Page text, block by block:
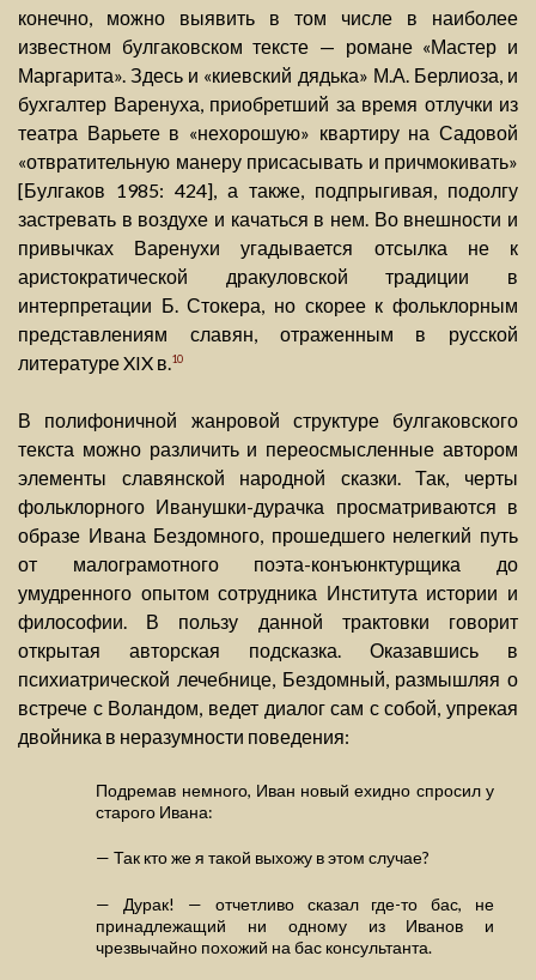
конечно, можно выявить в том числе в наиболее
известном булгаковском тексте — романе «Мастер и
Маргарита». Здесь и «киевский дядька» М.А. Берлиоза, и
бухгалтер Варенуха, приобретший за время отлучки из
театра Варьете в «нехорошую» квартиру на Садовой
«отвратительную манеру присасывать и причмокивать»
[Булгаков 1985: 424], а также, подпрыгивая, подолгу
застревать в воздухе и качаться в нем. Во внешности и
привычках Варенухи угадывается отсылка не к
аристократической дракуловской традиции в
интерпретации Б. Стокера, но скорее к фольклорным
представлениям славян, отраженным в русской
литературе XIX в.10
В полифоничной жанровой структуре булгаковского
текста можно различить и переосмысленные автором
элементы славянской народной сказки. Так, черты
фольклорного Иванушки-дурачка просматриваются в
образе Ивана Бездомного, прошедшего нелегкий путь
от малограмотного поэта-конъюнктурщика до
умудренного опытом сотрудника Института истории и
философии. В пользу данной трактовки говорит
открытая авторская подсказка. Оказавшись в
психиатрической лечебнице, Бездомный, размышляя о
встрече с Воландом, ведет диалог сам с собой, упрекая
двойника в неразумности поведения:
Подремав немного, Иван новый ехидно спросил у
старого Ивана:
— Так кто же я такой выхожу в этом случае?
— Дурак! — отчетливо сказал где-то бас, не
принадлежащий ни одному из Иванов и
чрезвычайно похожий на бас консультанта.